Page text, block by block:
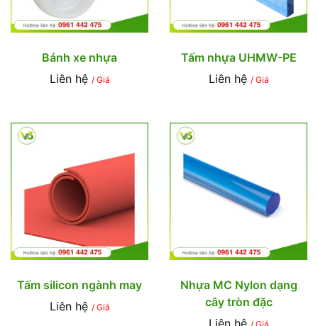
Bánh xe nhựa
Liên hệ / Giá
Tấm nhựa UHMW-PE
Liên hệ / Giá
Tấm silicon ngành may
Liên hệ / Giá
Nhựa MC Nylon dạng
cây tròn đặc
Liên hệ